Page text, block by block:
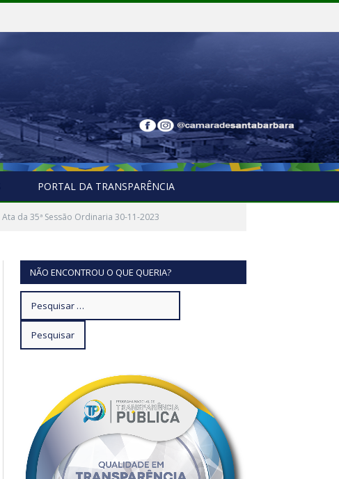
PORTAL DA TRANSPARÊNCIA
Ata da 35ª Sessão Ordinaria 30-11-2023
NÃO ENCONTROU O QUE QUERIA?